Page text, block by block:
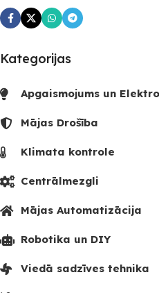
Kategorijas
Apgaismojums un
Mājas Drošība
Klimata kontrole
Centrālmezgli
Mājas Automatizācija
Robotika un DIY
Viedā sadzīves tehnika